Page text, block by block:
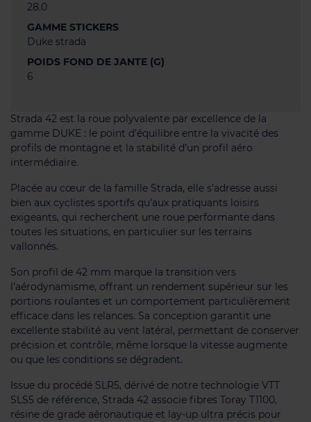
28.0
GAMME STICKERS
Duke strada
POIDS FOND DE JANTE (G)
6
Strada 42 est la roue polyvalente par excellence de la
gamme DUKE : le point d’équilibre entre la vivacité des
profils de montagne et la stabilité d’un profil aéro
intermédiaire.
Placée au cœur de la famille Strada, elle s’adresse aussi
bien aux cyclistes sportifs qu’aux pratiquants loisirs
exigeants, qui recherchent une roue performante dans
toutes les situations, en particulier sur les terrains
vallonnés.
Son profil de 42 mm marque la transition vers
l’aérodynamisme, offrant un rendement supérieur sur les
portions roulantes et un comportement particulièrement
efficace dans les relances. Sa conception garantit une
excellente stabilité au vent latéral, permettant de conserver
précision et contrôle, même lorsque la vitesse augmente
ou que les conditions se dégradent.
Issue du procédé SLR5, dérivé de notre technologie VTT
SLS5 de référence, Strada 42 associe fibres Toray T1100,
résine de grade aéronautique et lay-up ultra précis pour